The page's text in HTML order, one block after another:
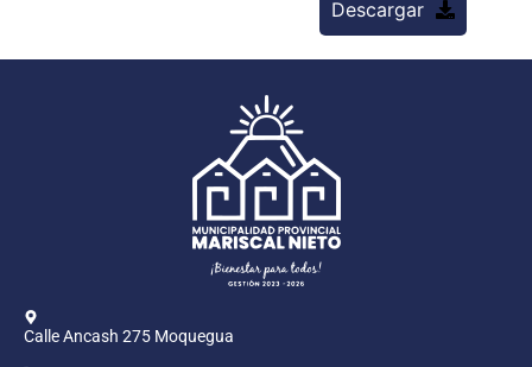
Descargar
Calle Ancash 275 Moquegua